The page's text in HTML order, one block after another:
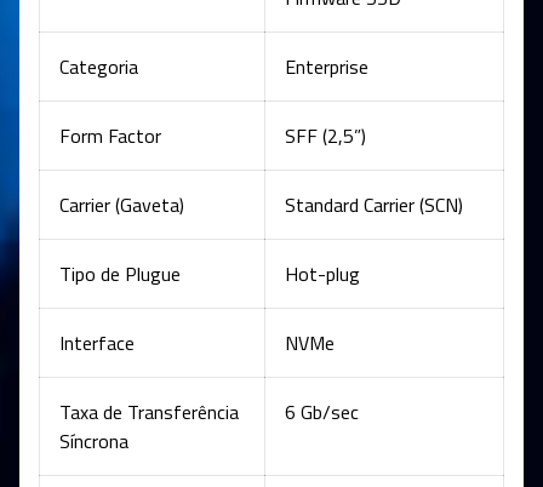
Categoria Enterprise
Form Factor SFF (2,5”)
Carrier (Gaveta) Standard Carrier (SCN)
Tipo de Plugue Hot-plug
Interface NVMe
Taxa de Transferência
Síncrona
6 Gb/sec